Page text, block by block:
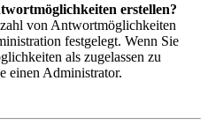
erstellen?
von Antwortmöglichkeiten
festgelegt. Wenn Sie
als zugelassen zu
einen Administrator.